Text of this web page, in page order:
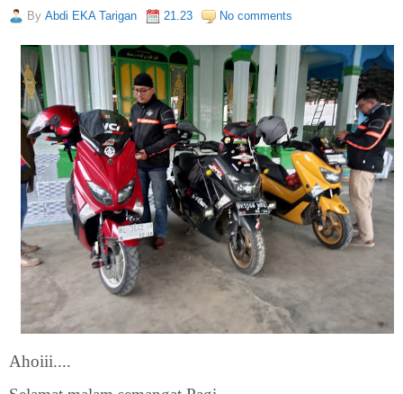
By Abdi EKA Tarigan 21.23 No comments
Ahoiii....